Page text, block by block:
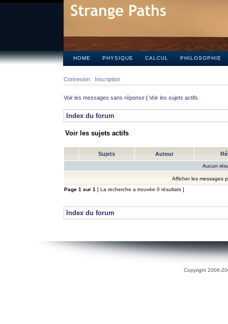
HOME PHYSIQUE CALCUL PHILOSOPHIE
Connexion Inscription
Voir les messages sans réponse | Voir les sujets actifs
Index du forum
Voir les sujets actifs
Sujets Auteur
Aucun
Afficher les messages
Page 1 sur 1 [ La recherche a trouvée 0 résultats ]
Index du forum
Copyright 2006-